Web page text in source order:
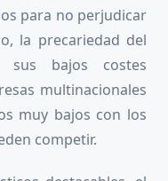
para no perjudicar
la precariedad del
bajos costes
multinacionales
muy bajos con los
competir.